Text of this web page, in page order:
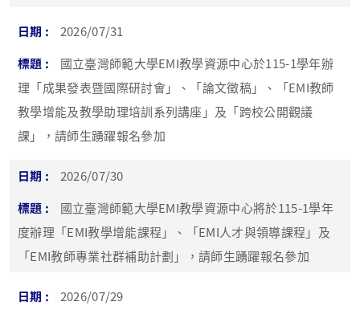
2026/07/31
國立臺灣師範大學EMI教學資源中心於115-1學年辦
理「成果發表暨國際研討會」、「論文徵稿」、「EMI教師
教學增能及教學助理培訓系列講座」及「跨校公開觀議
課」，請師生踴躍報名參加
2026/07/30
國立臺灣師範大學EMI教學資源中心將於115-1學年
度辦理「EMI教學增能課程」、「EMI人才與領導課程」及
「EMI教師專業社群補助計劃」，請師生踴躍報名參加
2026/07/29